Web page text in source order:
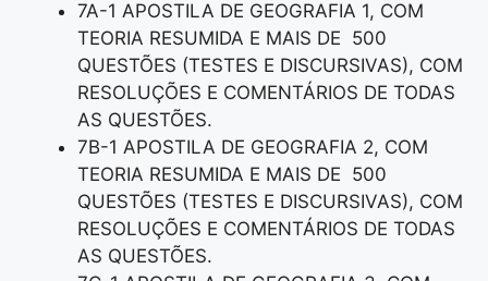
7A-1 APOSTILA DE GEOGRAFIA 1, COM
TEORIA RESUMIDA E MAIS DE 500
QUESTÕES (TESTES E DISCURSIVAS), COM
RESOLUÇÕES E COMENTÁRIOS DE TODAS
AS QUESTÕES.
7B-1 APOSTILA DE GEOGRAFIA 2, COM
TEORIA RESUMIDA E MAIS DE 500
QUESTÕES (TESTES E DISCURSIVAS), COM
RESOLUÇÕES E COMENTÁRIOS DE TODAS
AS QUESTÕES.